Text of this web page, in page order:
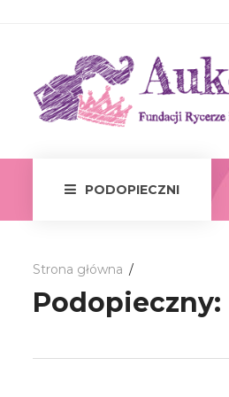
PODOPIECZNI
Strona główna
Podopieczny: